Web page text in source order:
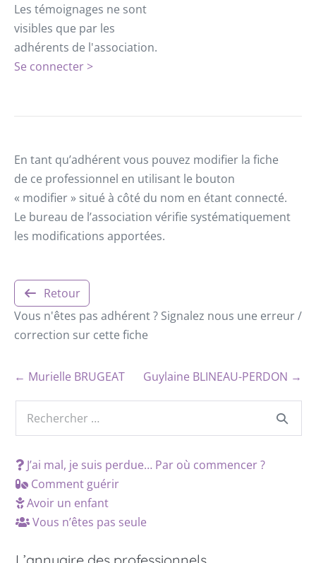
Les témoignages ne sont
visibles que par les
adhérents de l'association.
Se connecter >
En tant qu’adhérent vous pouvez modifier la fiche
de ce professionnel en utilisant le bouton
« modifier » situé à côté du nom en étant connecté.
Le bureau de l’association vérifie systématiquement
les modifications apportées.
Retour
Vous n'êtes pas adhérent ? Signalez nous une erreur /
correction sur cette fiche
← Murielle BRUGEAT Guylaine BLINEAU-PERDON →
J’ai mal, je suis perdue… Par où commencer ?
Comment guérir
Avoir un enfant
Vous n’êtes pas seule